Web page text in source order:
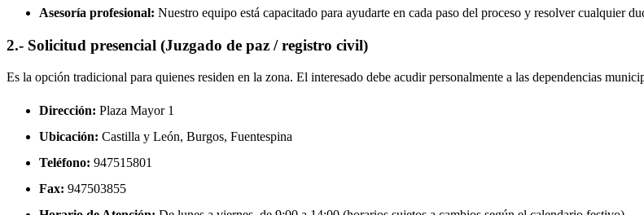
Asesoría profesional: Nuestro equipo está capacitado para ayudarte en cada paso del proceso y resolver cualquier
2.- Solicitud presencial (Juzgado de paz / registro civil)
Es la opción tradicional para quienes residen en la zona. El interesado debe acudir personalmente a las dependencias
Dirección: Plaza Mayor 1
Ubicación: Castilla y León, Burgos, Fuentespina
Teléfono: 947515801
Fax: 947503855